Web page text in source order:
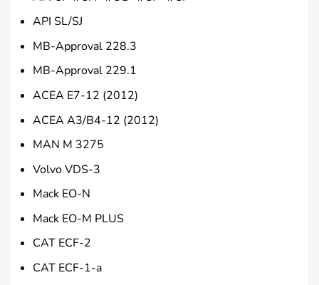
API SL/SJ
MB-Approval 228.3
MB-Approval 229.1
ACEA E7-12 (2012)
ACEA A3/B4-12 (2012)
MAN M 3275
Volvo VDS-3
Mack EO-N
Mack EO-M PLUS
CAT ECF-2
CAT ECF-1-a